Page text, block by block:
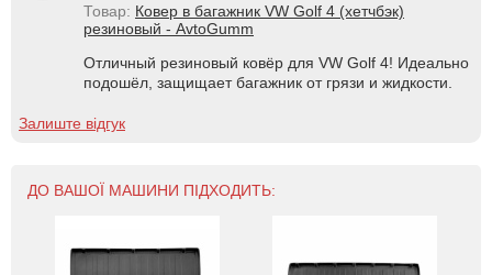
Товар: Ковер в багажник VW Golf 4 (хетчбэк)
резиновый - AvtoGumm
Отличный резиновый ковёр для VW Golf 4! Идеально
подошёл, защищает багажник от грязи и жидкости.
Залиште відгук
ДО ВАШОЇ МАШИНИ ПІДХОДИТЬ: